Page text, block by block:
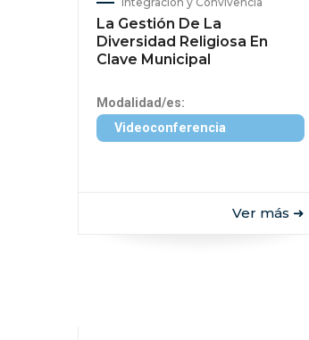
La Gestión De La
Diversidad Religiosa En
Clave Municipal
Modalidad/es:
Videoconferencia
Ver más ➜